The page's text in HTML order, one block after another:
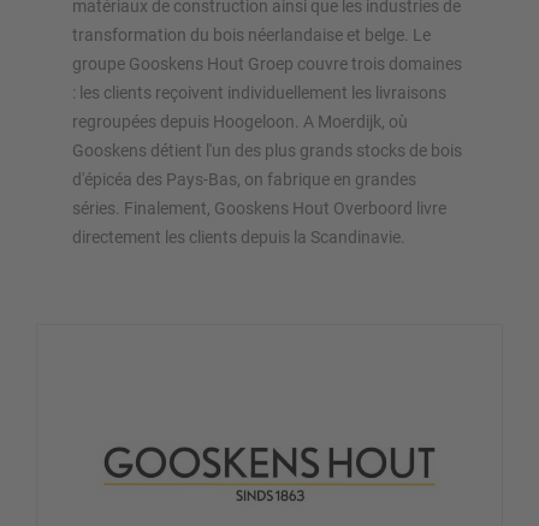
matériaux de construction ainsi que les industries de
transformation du bois néerlandaise et belge. Le
groupe Gooskens Hout Groep couvre trois domaines
: les clients reçoivent individuellement les livraisons
regroupées depuis Hoogeloon. A Moerdijk, où
Gooskens détient l'un des plus grands stocks de bois
d'épicéa des Pays-Bas, on fabrique en grandes
séries. Finalement, Gooskens Hout Overboord livre
directement les clients depuis la Scandinavie.